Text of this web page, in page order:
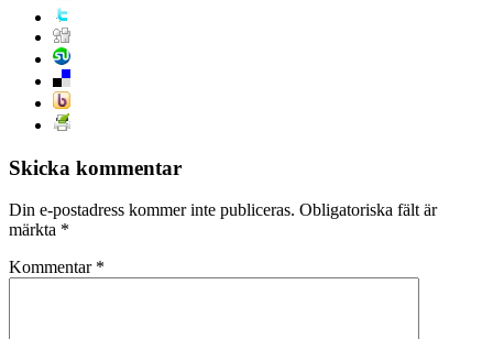
Skicka kommentar
Din e-postadress kommer inte publiceras. Obligatoriska fält är
märkta *
Kommentar *